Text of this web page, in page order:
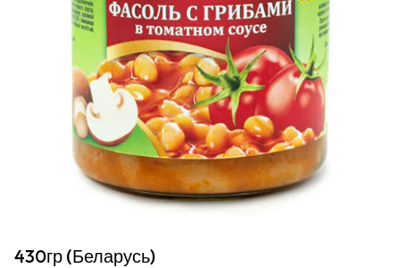
430гр (Беларусь)